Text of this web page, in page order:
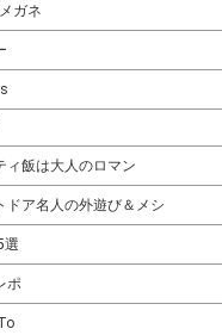
ガネ
ィ飯は大人のロマン
ドア名人の外遊び＆メシ
選
ポ